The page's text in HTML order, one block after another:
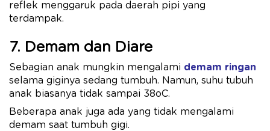
reflek menggaruk pada daerah pipi yang
terdampak.
7. Demam dan Diare
Sebagian anak mungkin mengalami demam ringan
selama giginya sedang tumbuh. Namun, suhu tubuh
anak biasanya tidak sampai 38oC.
Beberapa anak juga ada yang tidak mengalami
demam saat tumbuh gigi.